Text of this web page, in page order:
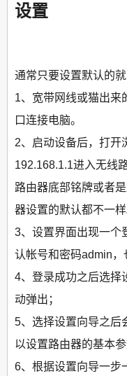
设置
通常只要设置默认的就
1、宽带网线或猫出来
口连接电脑。
2、启动设备后，打开
192.168.1.1进入无线
路由器底部铭牌或者
器设置的默认都不一样
3、设置界面出现一个
认帐号和密码admin，
4、登录成功之后选择
动弹出；
5、选择设置向导之后
以设置路由器的基本
6、根据设置向导一步